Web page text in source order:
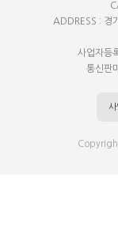
ADDRESS : 경
사업자등
통신판
사